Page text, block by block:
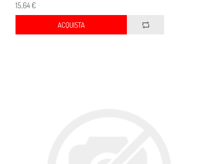
15,64 €
ACQUISTA